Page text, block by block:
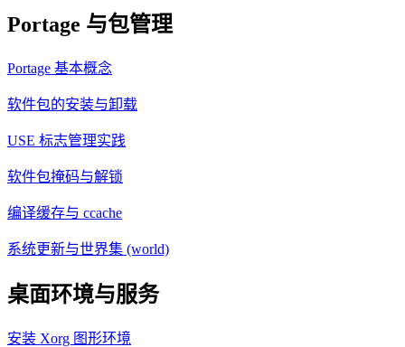
Portage 与包管理
Portage 基本概念
软件包的安装与卸载
USE 标志管理实践
软件包掩码与解锁
编译缓存与 ccache
系统更新与世界集 (world)
桌面环境与服务
安装 Xorg 图形环境